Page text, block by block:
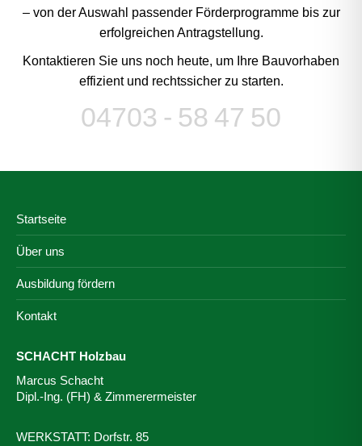
– von der Auswahl passender Förderprogramme bis zur
erfolgreichen Antragstellung.
Kontaktieren Sie uns noch heute, um Ihre Bauvorhaben
effizient und rechtssicher zu starten.
04703 - 58 47 50
Startseite
Über uns
Ausbildung fördern
Kontakt
SCHACHT Holzbau
Marcus Schacht
Dipl.-Ing. (FH) & Zimmerermeister
WERKSTATT: Dorfstr. 85